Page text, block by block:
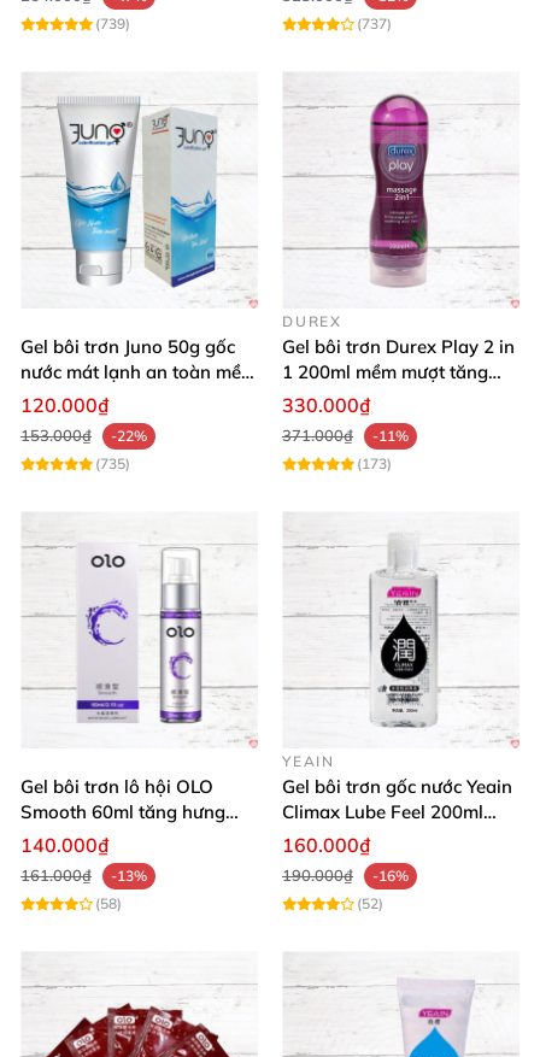
(739)
(737)
Gel bôi trơn Juno 50g gốc
nước mát lạnh an toàn mềm
mại
120.000₫
153.000₫
-22%
(735)
DUREX
Gel bôi trơn Durex Play 2 in
1 200ml mềm mượt tăng
khoái cảm
330.000₫
371.000₫
-11%
(173)
Gel bôi trơn lô hội OLO
Smooth 60ml tăng hưng
phấn, dễ chịu
140.000₫
161.000₫
-13%
(58)
YEAIN
Gel bôi trơn gốc nước Yeain
Climax Lube Feel 200ml
chất lượng
160.000₫
190.000₫
-16%
(52)